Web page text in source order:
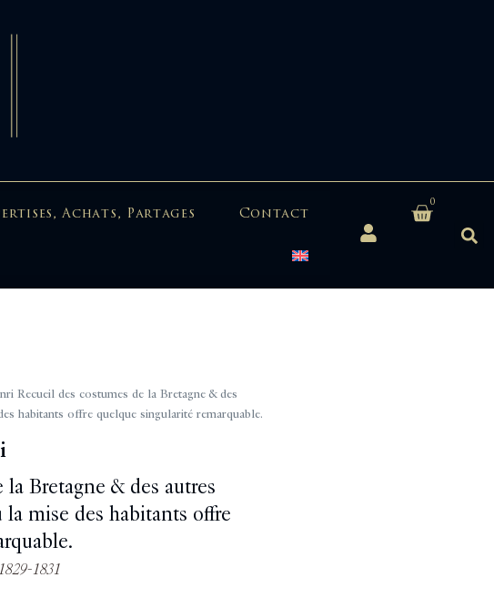
Achats, Partages Contact
0
Recueil des costumes de la Bretagne & des
habitants offre quelque singularité remarquable.
Bretagne & des autres
mise des habitants offre
1831